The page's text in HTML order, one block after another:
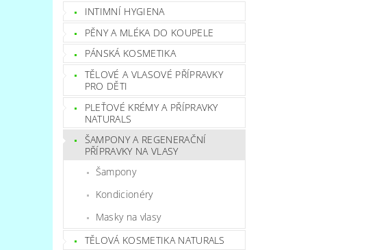
INTIMNÍ HYGIENA
PĚNY A MLÉKA DO KOUPELE
PÁNSKÁ KOSMETIKA
TĚLOVÉ A VLASOVÉ PŘÍPRAVKY
PRO DĚTI
PLEŤOVÉ KRÉMY A PŘÍPRAVKY
NATURALS
ŠAMPONY A REGENERAČNÍ
PŘÍPRAVKY NA VLASY
Šampony
Kondicionéry
Masky na vlasy
TĚLOVÁ KOSMETIKA NATURALS